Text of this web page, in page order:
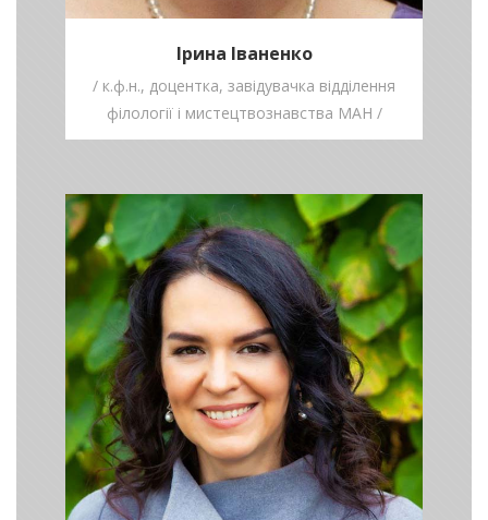
Ірина Іваненко
/ к.ф.н., доцентка, завідувачка відділення
філології і мистецтвознавства МАН /
Наталія
Белімова
/ Письменниця,
викладачка КНУ ім.
Шевченка /
Цей конкурс для того, щоб наші діти
читали з радістю й задоволенням!